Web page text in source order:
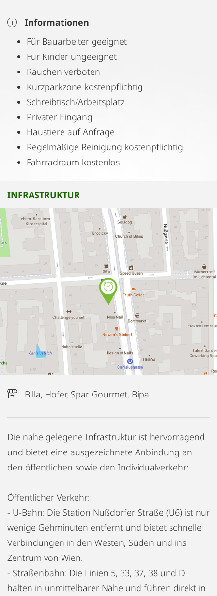
Informationen
Für Bauarbeiter geeignet
Für Kinder ungeeignet
Rauchen verboten
Kurzparkzone kostenpflichtig
Schreibtisch/Arbeitsplatz
Privater Eingang
Haustiere auf Anfrage
Regelmäßige Reinigung kostenpflichtig
Fahrradraum kostenlos
INFRASTRUKTUR
Billa, Hofer, Spar Gourmet, Bipa
Die nahe gelegene Infrastruktur ist hervorragend
und bietet eine ausgezeichnete Anbindung an
den öffentlichen sowie den Individualverkehr:
Öffentlicher Verkehr:
- U-Bahn: Die Station Nußdorfer Straße (U6) ist nur
wenige Gehminuten entfernt und bietet schnelle
Verbindungen in den Westen, Süden und ins
Zentrum von Wien.
- Straßenbahn: Die Linien 5, 33, 37, 38 und D
halten in unmittelbarer Nähe und führen direkt in